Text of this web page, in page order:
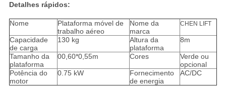
Detalhes rápidos:
Nome
Plataforma móvel de
trabalho aéreo
Nome da
marca
CHEN LIFT
Capacidade
de carga
130 kg
Altura da
plataforma
8m
Tamanho da
plataforma
00,60*0,55m Cores
Verde ou
opcional
Potência do
motor
0.75 kW
Fornecimento
de energia
AC/DC